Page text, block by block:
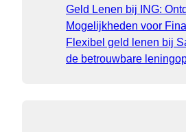
Geld Lenen bij ING:
Mogelijkheden voor
Flexibel geld lenen bij
de betrouwbare